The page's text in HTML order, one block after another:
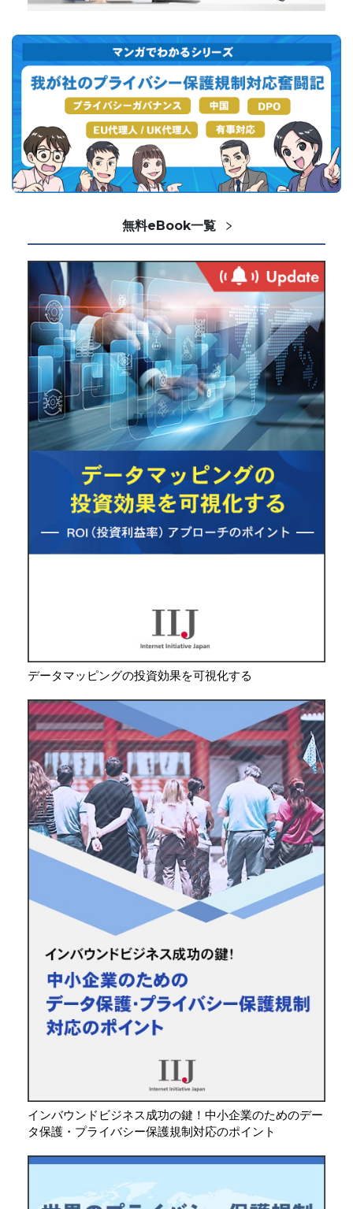
無料eBook一覧
データマッピングの投資効果を可視化する
インバウンドビジネス成功の鍵！中小企業のためのデー
タ保護・プライバシー保護規制対応のポイント